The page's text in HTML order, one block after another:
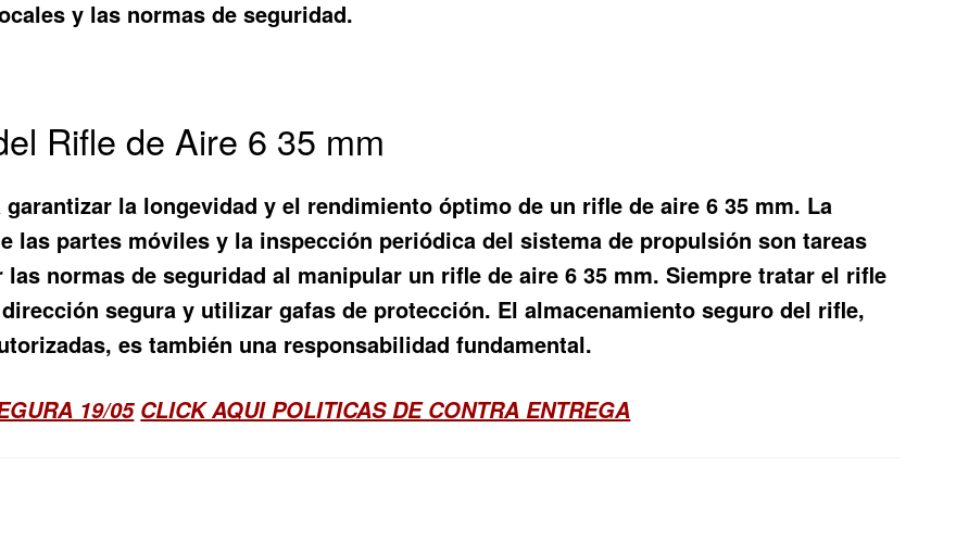
y las normas de seguridad.
Rifle de Aire 6 35 mm
la longevidad y el rendimiento óptimo de un rifle de aire 6 35 mm. La
las partes móviles y la inspección periódica del sistema de propulsión son tareas
normas de seguridad al manipular un rifle de aire 6 35 mm. Siempre tratar el rifle
segura y utilizar gafas de protección. El almacenamiento seguro del rifle,
es también una responsabilidad fundamental.
19/05 CLICK AQUI POLITICAS DE CONTRA ENTREGA